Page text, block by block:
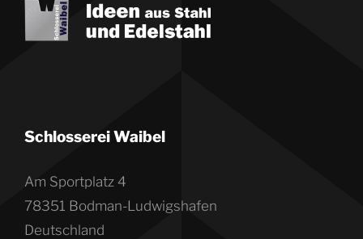
Schlosserei Waibel
Am Sportplatz 4
78351 Bodman-Ludwigshafen
Deutschland